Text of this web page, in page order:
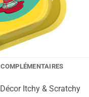
Itchy & Scratchy